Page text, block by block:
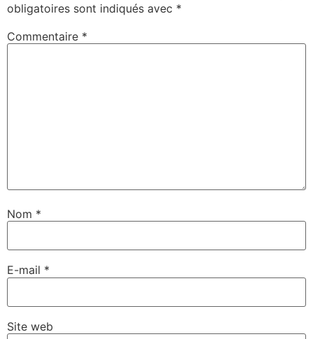
obligatoires sont indiqués avec *
Commentaire *
Nom *
E-mail *
Site web